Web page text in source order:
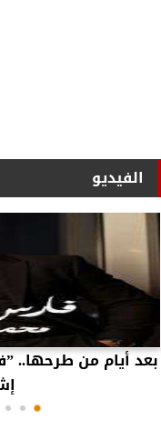
الفيديو
بعد أيام من طرحها..